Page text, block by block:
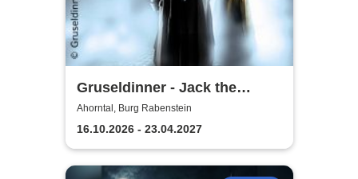
Gruseldinner - Jack the
Ripper
Ahorntal, Burg Rabenstein
16.10.2026 - 23.04.2027